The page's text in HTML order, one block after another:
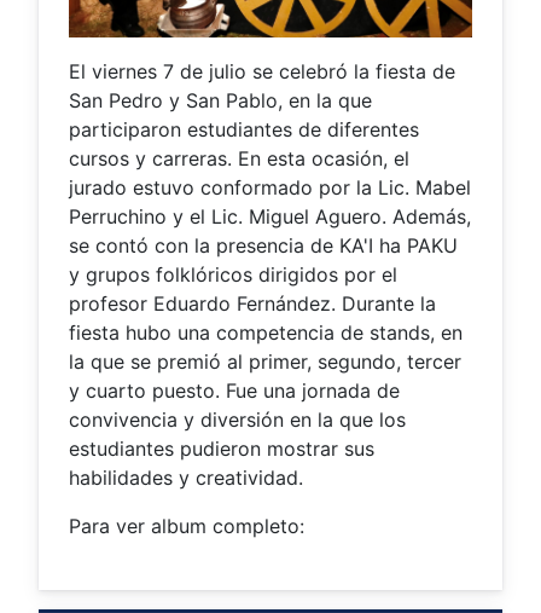
El viernes 7 de julio se celebró la fiesta de
San Pedro y San Pablo, en la que
participaron estudiantes de diferentes
cursos y carreras. En esta ocasión, el
jurado estuvo conformado por la Lic. Mabel
Perruchino y el Lic. Miguel Aguero. Además,
se contó con la presencia de KA'I ha PAKU
y grupos folklóricos dirigidos por el
profesor Eduardo Fernández. Durante la
fiesta hubo una competencia de stands, en
la que se premió al primer, segundo, tercer
y cuarto puesto. Fue una jornada de
convivencia y diversión en la que los
estudiantes pudieron mostrar sus
habilidades y creatividad.
Para ver album completo: